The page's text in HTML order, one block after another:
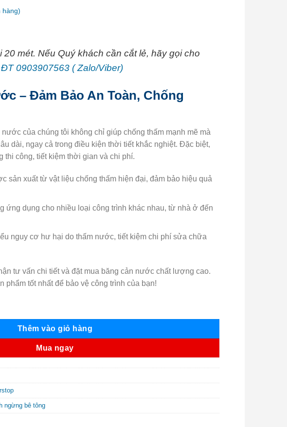
hàng)
20 mét. Nếu Quý khách cần cắt lẻ, hãy gọi cho
ĐT 0903907563 ( Zalo/Viber)
– Đảm Bảo An Toàn, Chống
của chúng tôi không chỉ giúp chống thấm mạnh mẽ mà
dài, ngay cả trong điều kiện thời tiết khắc nghiệt. Đặc biệt,
thi công, tiết kiệm thời gian và chi phí.
sản xuất từ vật liệu chống thấm hiện đại, đảm bảo hiệu quả
ứng dụng cho nhiều loại công trình khác nhau, từ nhà ở đến
nguy cơ hư hại do thấm nước, tiết kiệm chi phí sửa chữa
tư vấn chi tiết và đặt mua băng cản nước chất lượng cao.
phẩm tốt nhất để bảo vệ công trình của bạn!
số lượng
Thêm vào giỏ hàng
Mua ngay
ngừng bê tông